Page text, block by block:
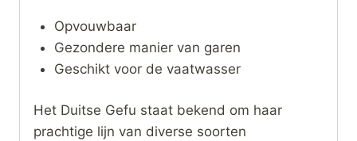
Opvouwbaar
Gezondere manier van garen
Geschikt voor de vaatwasser
Het Duitse Gefu staat bekend om haar
prachtige lijn van diverse soorten